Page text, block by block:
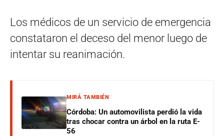
Los médicos de un servicio de emergencia
constataron el deceso del menor luego de
intentar su reanimación.
MIRÁ TAMBIÉN
Córdoba: Un automovilista perdió la vida
tras chocar contra un árbol en la ruta E-
56